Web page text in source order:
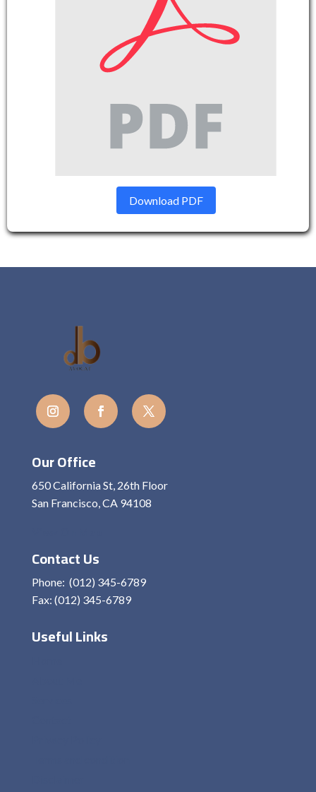
Download PDF
Our Office
650 California St, 26th Floor
San Francisco, CA 94108
Contact Us
Phone: (012) 345-6789
Fax: (012) 345-6789
Useful Links